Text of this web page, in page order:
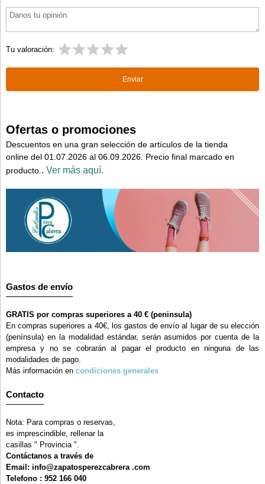
Tu valoración:
Ofertas o promociones
Descuentos en una gran selección de artículos de la tienda
online del 01.07.2026 al 06.09.2026. Precio final marcado en
producto. . Ver más aquí.
Gastos de envío
GRATIS por compras superiores a 40 € (peninsula)
En compras superiores a 40€, los gastos de envío al lugar de su elección
(península) en la modalidad estándar, serán asumidos por cuenta de la
empresa y no se cobrarán al pagar el producto en ninguna de las
modalidades de pago.
Más información en condiciones generales
Contacto
Nota: Para compras o reservas,
es imprescindible, rellenar la
casillas " Provincia ".
Contáctanos a través de
Email: info@zapatosperezcabrera .com
Telefono : 952 166 040